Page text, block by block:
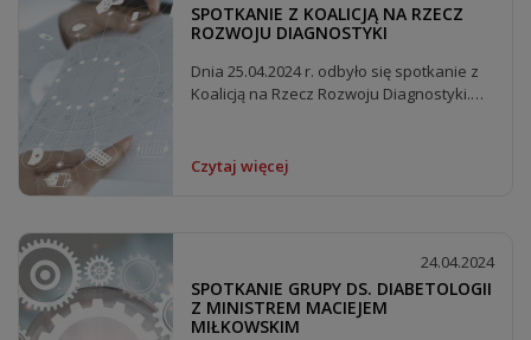
SPOTKANIE Z KOALICJĄ NA RZECZ
ROZWOJU DIAGNOSTYKI
Dnia 25.04.2024 r. odbyło się spotkanie z
Koalicją na Rzecz Rozwoju Diagnostyki.
Czytaj więcej
24.04.2024
SPOTKANIE GRUPY DS. DIABETOLOGII
Z MINISTREM MACIEJEM
MIŁKOWSKIM